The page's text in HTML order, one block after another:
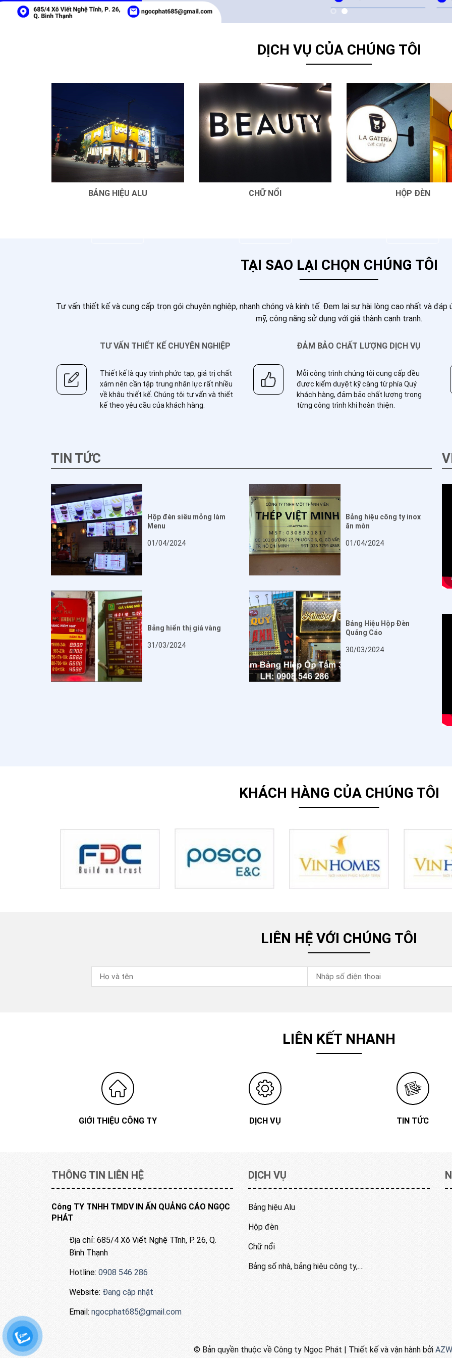
DỊCH VỤ CỦA CHÚNG TÔI
BẢNG HIỆU ALU CHỮ NỔI HỘP ĐÈN
TẠI SAO LẠI CHỌN CHÚNG TÔI
Tư vấn thiết kế và cung cấp trọn gói chuyên nghiệp, nhanh chóng và kinh tế. Đem lại sự hài lòng cao nhất và
mỹ, công năng sử dụng với giá thành cạnh tranh.
TƯ VẤN THIẾT KẾ CHUYÊN NGHIỆP
Thiết kế là quy trình phức tạp, giá trị chất
xám nên cần tập trung nhân lực rất nhiều
về khâu thiết kế. Chúng tôi tư vấn và thiết
kế theo yêu cầu của khách hàng.
ĐẢM BẢO CHẤT LƯỢNG DỊCH VỤ
Mỗi công trình chúng tôi cung cấp đều
được kiểm duyệt kỹ càng từ phía Quý
khách hàng, đảm bảo chất lượng trong
từng công trình khi hoàn thiện.
TIN TỨC
Hộp đèn siêu mỏng làm
Menu
01/04/2024
Bảng hiệu công ty inox
ăn mòn
01/04/2024
Bảng hiển thị giá vàng
31/03/2024
Bảng Hiệu Hộp Đèn
Quảng Cáo
30/03/2024
KHÁCH HÀNG CỦA CHÚNG TÔI
LIÊN HỆ VỚI CHÚNG TÔI
LIÊN KẾT NHANH
GIỚI THIỆU CÔNG TY DỊCH VỤ TIN TỨC
THÔNG TIN LIÊN HỆ
Công TY TNHH TMDV IN ẤN QUẢNG CÁO NGỌC
PHÁT
Địa chỉ: 685/4 Xô Viết Nghệ Tĩnh, P. 26, Q.
Bình Thạnh
Hotline: 0908 546 286
Website: Đang cập nhật
Email: ngocphat685@gmail.com
DỊCH VỤ
Bảng hiệu Alu
Hộp đèn
Chữ nổi
Bảng số nhà, bảng hiệu công ty,....
© Bản quyền thuộc về Công ty Ngọc Phát | Thiết kế và vận hành bởi